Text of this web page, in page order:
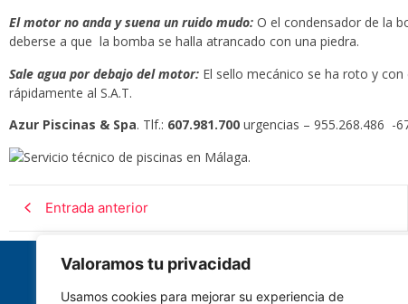
Valoramos tu privacidad
Usamos cookies para mejorar su experiencia de
El motor no anda y suena un ruido mudo: O el condensador de la
deberse a que la bomba se halla atrancado con una piedra.
Sale agua por debajo del motor: El sello mecánico se ha roto y
rápidamente al S.A.T.
Azur Piscinas & Spa. Tlf.: 607.981.700 urgencias – 955.268.486 -
Entrada anterior